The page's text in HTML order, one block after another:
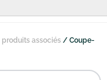
associés / Coupe-